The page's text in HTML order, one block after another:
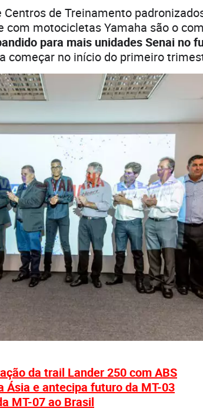
de Treinamento
com motocicletas Yamaha são o
para mais unidades Senai no
começar no início do primeiro
da trail Lander 250 com ABS
Ásia e antecipa futuro da MT-03
MT-07 ao Brasil